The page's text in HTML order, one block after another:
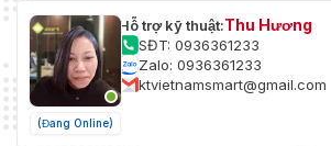
(Đang Online)
Hỗ trợ kỹ thuật:Thu Hương
SĐT: 0936361233
Zalo: 0936361233
ktvietnamsmart@gmail.com